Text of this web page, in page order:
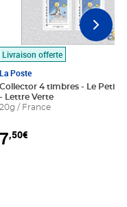
au panier
Livraison offerte
La Poste
Collector 4 timbres - Le Petit
- Lettre Verte
20g / France
7,50€